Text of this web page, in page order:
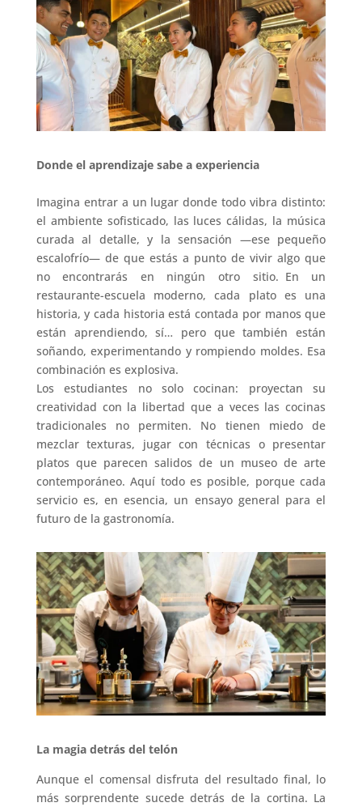
Donde el aprendizaje sabe a experiencia
Imagina entrar a un lugar donde todo vibra distinto:
el ambiente sofisticado, las luces cálidas, la música
curada al detalle, y la sensación —ese pequeño
escalofrío— de que estás a punto de vivir algo que
no encontrarás en ningún otro sitio. En un
restaurante-escuela moderno, cada plato es una
historia, y cada historia está contada por manos que
están aprendiendo, sí… pero que también están
soñando, experimentando y rompiendo moldes. Esa
combinación es explosiva.
Los estudiantes no solo cocinan: proyectan su
creatividad con la libertad que a veces las cocinas
tradicionales no permiten. No tienen miedo de
mezclar texturas, jugar con técnicas o presentar
platos que parecen salidos de un museo de arte
contemporáneo. Aquí todo es posible, porque cada
servicio es, en esencia, un ensayo general para el
futuro de la gastronomía.
La magia detrás del telón
Aunque el comensal disfruta del resultado final, lo
más sorprendente sucede detrás de la cortina. La